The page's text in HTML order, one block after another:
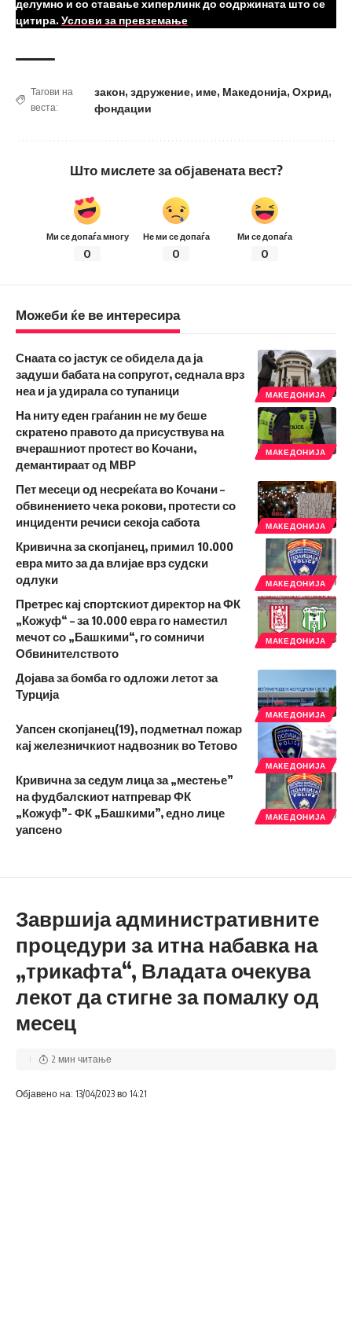
делумно и со ставање хиперлинк до содржината што се
цитира. Услови за превземање
Тагови на
веста:
закон,здружение, име, Македонија,Охрид,
фондации
Што мислете за објавената вест?
Ми се допаѓа многу
0
Не ми се допаѓа
0
Ми се допаѓа
0
Можеби ќе ве интересира
МАКЕДОНИЈА
Снаата со јастук се обидела да ја
задуши бабата на сопругот, седнала врз
неа и ја удирала со тупаници
МАКЕДОНИЈА
На ниту еден граѓанин не му беше
скратено правото да присуствува на
вчерашниот протест во Кочани,
демантираат од МВР
МАКЕДОНИЈА
Пет месеци од несреќата во Кочани –
обвинението чека рокови, протести со
инциденти речиси секоја сабота
МАКЕДОНИЈА
Кривична за скопјанец, примил 10.000
евра мито за да влијае врз судски
одлуки
МАКЕДОНИЈА
Претрес кај спортскиот директор на ФК
„Кожуф“ – за 10.000 евра го наместил
мечот со „Башкими“, го сомничи
Обвинителството
МАКЕДОНИЈА
Дојава за бомба го одложи летот за
Турција
МАКЕДОНИЈА
Уапсен скопјанец(19), подметнал пожар
кај железничкиот надвозник во Тетово
МАКЕДОНИЈА
Кривична за седум лица за „местење”
на фудбалскиот натпревар ФК
„Кожуф”- ФК „Башкими”, едно лице
уапсено
Завршија административните
процедури за итна набавка на
„трикафта“, Владата очекува
лекот да стигне за помалку од
месец
Објавено на: 13/04/2023 во 14:21
2 мин читање